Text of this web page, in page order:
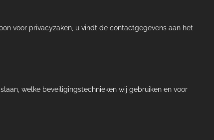
voor privacyzaken, u vindt de contactgegevens aan het
welke beveiligingstechnieken wij gebruiken en voor